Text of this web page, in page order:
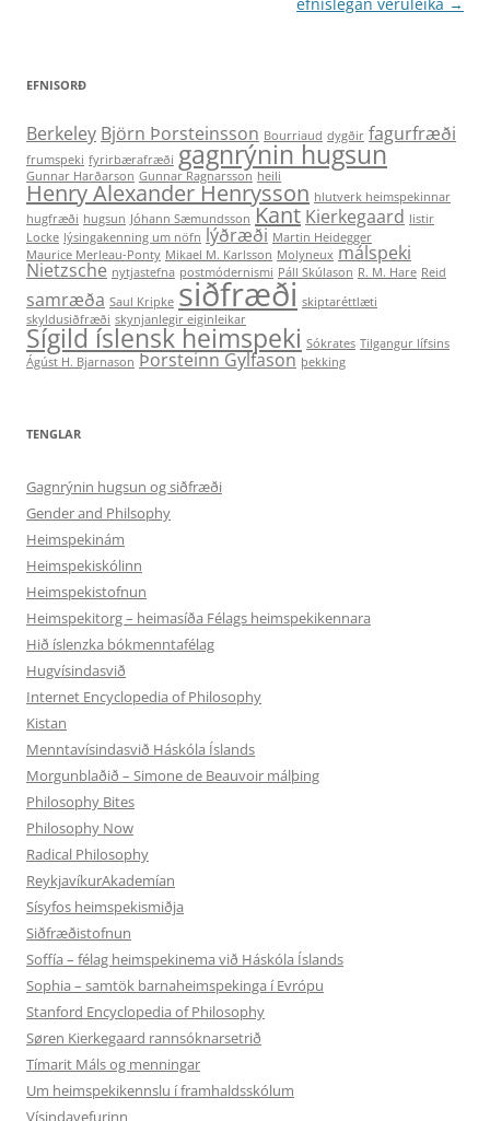
EFNISORÐ
Berkeley Björn Þorsteinsson Bourriaud dygðir fagurfræði
frumspeki fyrirbærafræði gagnrýnin hugsun
Gunnar Harðarson Gunnar Ragnarsson heili
Henry Alexander Henrysson hlutverk heimspekinnar
hugfræði hugsun Jóhann Sæmundsson Kant Kierkegaard listir
Locke lýsingakenning um nöfn lýðræði Martin Heidegger
Maurice Merleau-Ponty Mikael M. Karlsson Molyneux málspeki
Nietzsche nytjastefna postmódernismi Páll Skúlason R. M. Hare Reid
samræða Saul Kripke siðfræði skiptaréttlæti
skyldusiðfræði skynjanlegir eiginleikar
Sígild íslensk heimspeki Sókrates Tilgangur lífsins
Ágúst H. Bjarnason Þorsteinn Gylfason þekking
TENGLAR
Gagnrýnin hugsun og siðfræði
Gender and Philsophy
Heimspekinám
Heimspekiskólinn
Heimspekistofnun
Heimspekitorg – heimasíða Félags heimspekikennara
Hið íslenzka bókmenntafélag
Hugvísindasvið
Internet Encyclopedia of Philosophy
Kistan
Menntavísindasvið Háskóla Íslands
Morgunblaðið – Simone de Beauvoir málþing
Philosophy Bites
Philosophy Now
Radical Philosophy
ReykjavíkurAkademían
Sísyfos heimspekismiðja
Siðfræðistofnun
Soffía – félag heimspekinema við Háskóla Íslands
Sophia – samtök barnaheimspekinga í Evrópu
Stanford Encyclopedia of Philosophy
Søren Kierkegaard rannsóknarsetrið
Tímarit Máls og menningar
Um heimspekikennslu í framhaldsskólum
Vísindavefurinn